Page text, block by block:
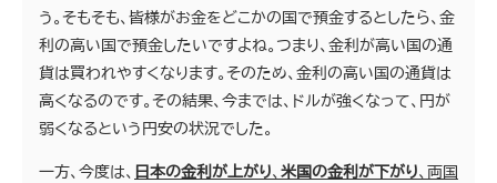
う。そもそも、皆様がお金をどこかの国で預金するとしたら、金
利の高い国で預金したいですよね。つまり、金利が高い国の通
貨は買われやすくなります。そのため、金利の高い国の通貨は
高くなるのです。その結果、今までは、ドルが強くなって、円が
弱くなるという円安の状況でした。
一方、今度は、 日本の金利が上がり、 米国の金利が下がり、両国